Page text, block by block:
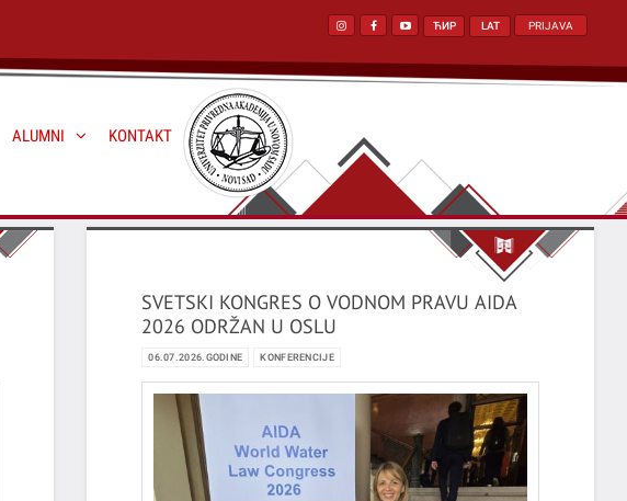
PRIJAVA
ЋИР LAT
ALUMNI KONTAKT
SVETSKI KONGRES O VODNOM PRAVU AIDA
2026 ODRŽAN U OSLU
06.07.2026.GODINE KONFERENCIJE